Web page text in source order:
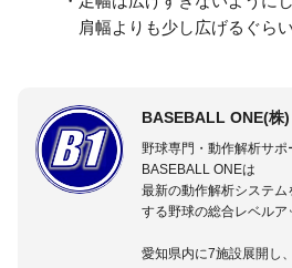
肩幅よりも少し広げるぐら
BASEBALL ONE(株)
野球専門・動作解析サポ
BASEBALL ONEは
最新の動作解析システム
する野球の総合レベルア
愛知県内に7施設展開し